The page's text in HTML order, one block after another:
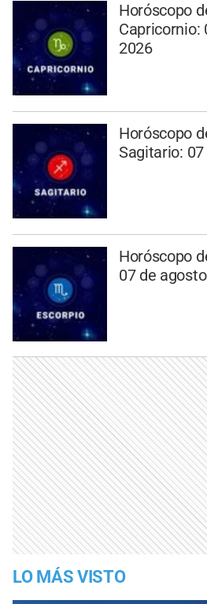
Horóscopo
Capricornio:
2026
Horóscopo
Sagitario:
Horóscopo
07 de
LO MÁS VISTO